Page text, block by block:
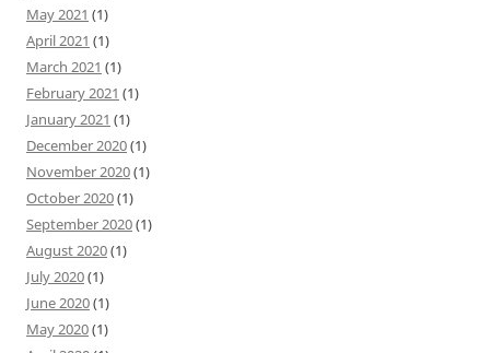
May 2021 (1)
April 2021 (1)
March 2021 (1)
February 2021 (1)
January 2021 (1)
December 2020(1)
November 2020(1)
October 2020(1)
September 2020(1)
August 2020(1)
July 2020(1)
June 2020(1)
May 2020(1)